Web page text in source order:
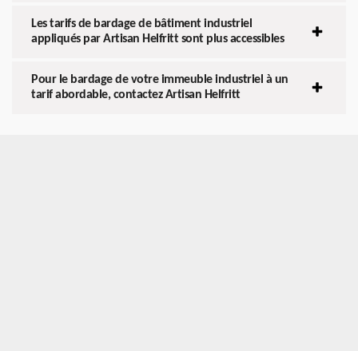
Les tarifs de bardage de bâtiment industriel
appliqués par Artisan Helfritt sont plus accessibles
Pour le bardage de votre immeuble industriel à un
tarif abordable, contactez Artisan Helfritt